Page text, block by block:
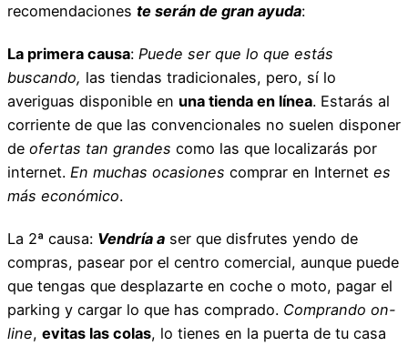
recomendaciones te serán de gran ayuda:
La primera causa: Puede ser que lo que estás
buscando, las tiendas tradicionales, pero, sí lo
averiguas disponible en una tienda en línea. Estarás al
corriente de que las convencionales no suelen disponer
de ofertas tan grandes como las que localizarás por
internet. En muchas ocasiones comprar en Internet es
más económico.
La 2ª causa: Vendría a ser que disfrutes yendo de
compras, pasear por el centro comercial, aunque puede
que tengas que desplazarte en coche o moto, pagar el
parking y cargar lo que has comprado. Comprando on-
line, evitas las colas, lo tienes en la puerta de tu casa